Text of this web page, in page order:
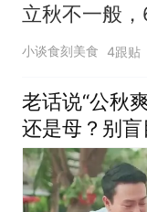
立秋不一般，
五大特点，早
小谈食刻美食 4跟贴
老话说“公秋
还是母？别